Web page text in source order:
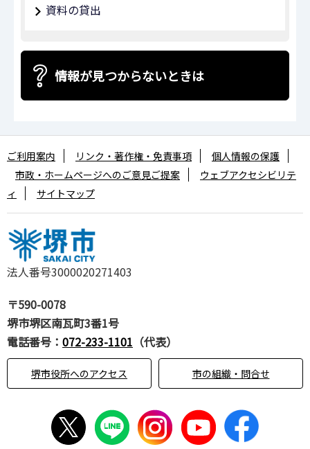
資料の貸出
情報が見つからないときは
法人番号3000020271403
〒590-0078
堺市堺区南瓦町3番1号
電話番号： 072-233-1101 （代表）
堺市役所へのアクセス 市の組織・問合せ
ご利用案内 リンク・著作権・免責事項
個人情報の保護
市政・ホームページへのご意見ご提案
ウェブアクセシビリテ
ィ
サイトマップ